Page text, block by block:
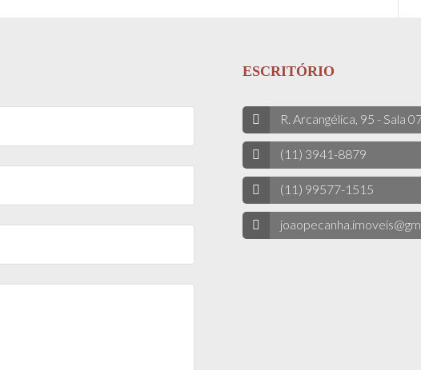
ESCRITÓRIO
R. Arcangélica, 95 - Sala
(11) 3941-8879
(11) 99577-1515